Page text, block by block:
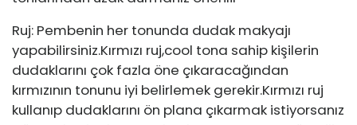
Ruj: Pembenin her tonunda dudak makyajı
yapabilirsiniz.Kırmızı ruj,cool tona sahip kişilerin
dudaklarını çok fazla öne çıkaracağından
kırmızının tonunu iyi belirlemek gerekir.Kırmızı ruj
kullanıp dudaklarını ön plana çıkarmak istiyorsanız